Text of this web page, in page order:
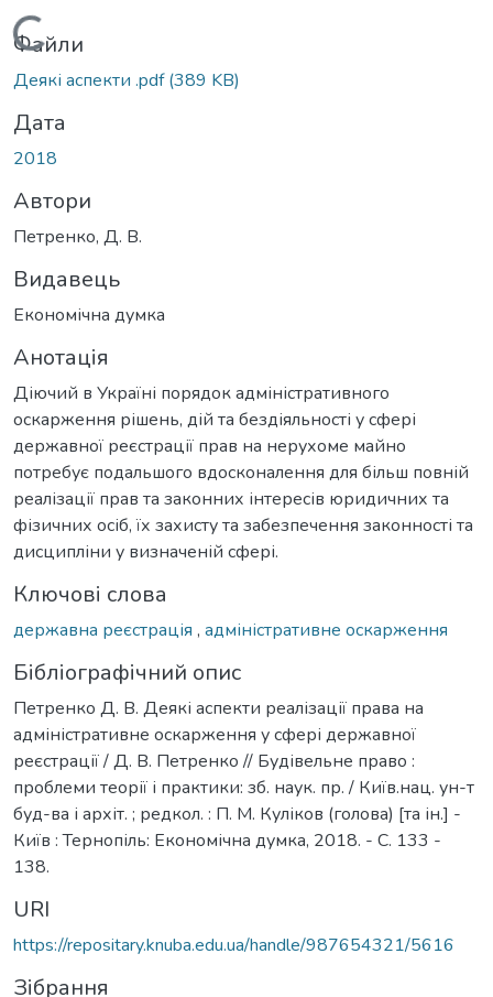
Вантажиться...
Файли
Деякі аспекти .pdf(389 KB)
Дата
2018
Автори
Петренко, Д. В.
Видавець
Економічна думка
Анотація
Діючий в Україні порядок адміністративного
оскарження рішень, дій та бездіяльності у сфері
державної реєстрації прав на нерухоме майно
потребує подальшого вдосконалення для більш повній
реалізації прав та законних інтересів юридичних та
фізичних осіб, їх захисту та забезпечення законності та
дисципліни у визначеній сфері.
Ключові слова
державна реєстрація , адміністративне оскарження
Бібліографічний опис
Петренко Д. В. Деякі аспекти реалізації права на
адміністративне оскарження у сфері державної
реєстрації / Д. В. Петренко // Будівельне право :
проблеми теорії і практики: зб. наук. пр. / Київ.нац. ун-т
буд-ва і архіт. ; редкол. : П. М. Куліков (голова) [та ін.] -
Київ : Тернопіль: Економічна думка, 2018. - С. 133 -
138.
URI
https://repositary.knuba.edu.ua/handle/987654321/5616
Зібрання